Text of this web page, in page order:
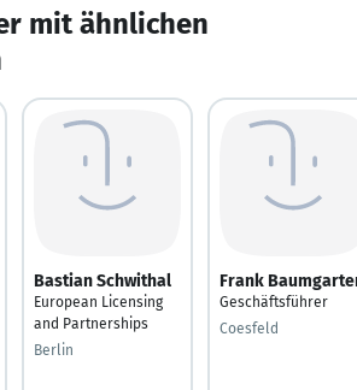
mit ähnlichen
Bastian Schwithal
European Licensing
and Partnerships
Berlin
Frank
Geschäftsführer
Coesfeld